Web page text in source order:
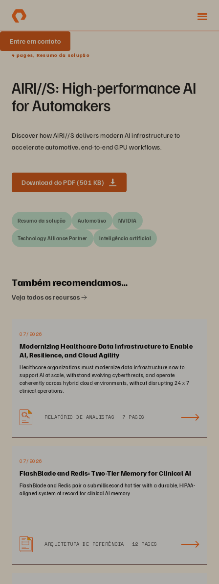
Entre em contato
4 pages, Resumo da solução
AIRI//S: High-performance AI
for Automakers
Discover how AIRI//S delivers modern AI infrastructure to
accelerate automotive, end-to-end GPU workflows.
Download do PDF (501 KB)
Resumo da solução Automotivo NVIDIA
Technology Alliance Partner Inteligência artificial
Também recomendamos…
Veja todos os recursos
07/2026
Modernizing Healthcare Data Infrastructure to Enable
AI, Resilience, and Cloud Agility
Healthcare organizations must modernize data infrastructure now to
support AI at scale, withstand evolving cyberthreats, and operate
coherently across hybrid cloud environments, without disrupting 24 x 7
clinical operations.
RELATÓRIO DE ANALISTAS 7 PAGES
07/2026
FlashBlade and Redis: Two-Tier Memory for Clinical AI
FlashBlade and Redis pair a submillisecond hot tier with a durable, HIPAA-
aligned system of record for clinical AI memory.
ARQUITETURA DE REFERÊNCIA 12 PAGES